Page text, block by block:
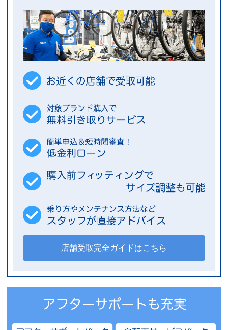
店舗受取完全ガイドはこちら